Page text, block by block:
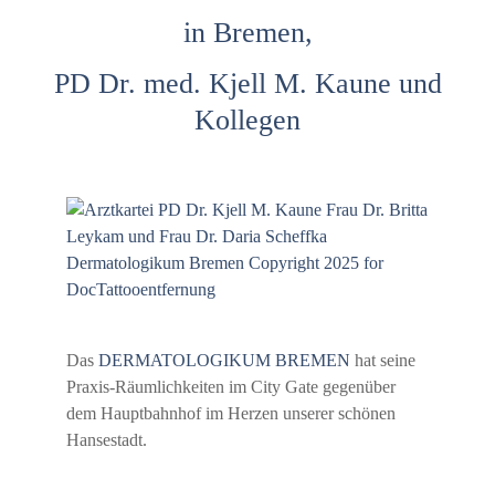
in Bremen,
PD Dr. med. Kjell M. Kaune und
Kollegen
Das DERMATOLOGIKUM BREMEN hat seine
Praxis-Räumlichkeiten im City Gate gegenüber
dem Hauptbahnhof im Herzen unserer schönen
Hansestadt.